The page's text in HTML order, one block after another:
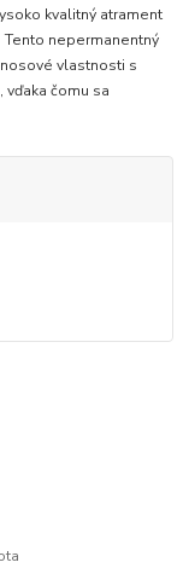
kvalitný atrament
nepermanentný
vlastnosti s
vďaka čomu sa